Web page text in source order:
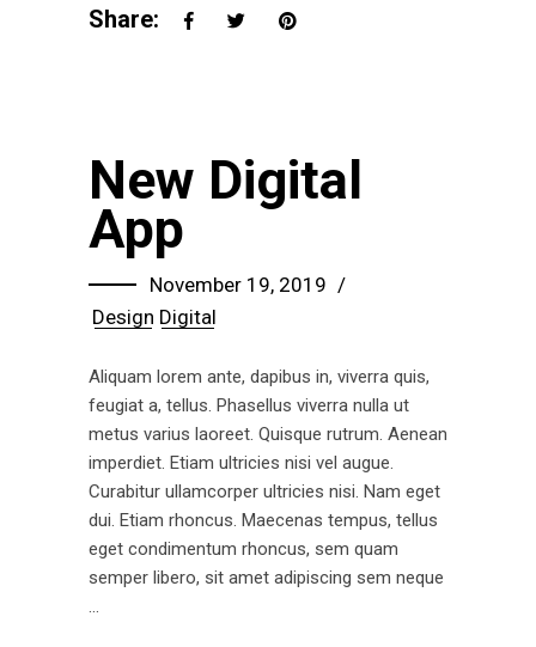
Share:
New Digital
App
November 19, 2019
Design Digital
Aliquam lorem ante, dapibus in, viverra quis,
feugiat a, tellus. Phasellus viverra nulla ut
metus varius laoreet. Quisque rutrum. Aenean
imperdiet. Etiam ultricies nisi vel augue.
Curabitur ullamcorper ultricies nisi. Nam eget
dui. Etiam rhoncus. Maecenas tempus, tellus
eget condimentum rhoncus, sem quam
semper libero, sit amet adipiscing sem neque